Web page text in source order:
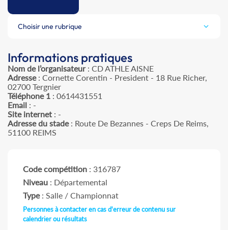
Choisir une rubrique
Informations pratiques
Nom de l’organisateur: CD ATHLE AISNE
Adresse: Cornette Corentin - President - 18 Rue Richer,
02700 Tergnier
Téléphone 1 : 0614431551
Email : -
Site internet : -
Adresse du stade: Route De Bezannes - Creps De Reims,
51100 REIMS
Code compétition : 316787
Niveau : Départemental
Type: Salle / Championnat
Personnes à contacter en cas d'erreur de contenu sur
calendrier ou résultats